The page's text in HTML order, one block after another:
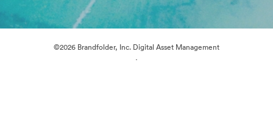
©2026 Brandfolder, Inc. Digital Asset Management
·